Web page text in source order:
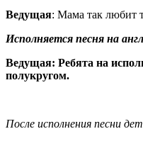
Ведущая: Мама так любит
Исполняется песня на
Ведущая: Ребята на
полукругом.
После исполнения песни